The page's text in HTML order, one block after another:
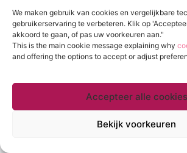
We maken gebruik van cookies en vergelijkbare
gebruikerservaring te verbeteren. Klik op
akkoord te gaan, of pas uw voorkeuren aan."
This is the main cookie message explaining why
and offering the options to accept or adjust
Accepteer alle cookies
Bekijk voorkeuren
...